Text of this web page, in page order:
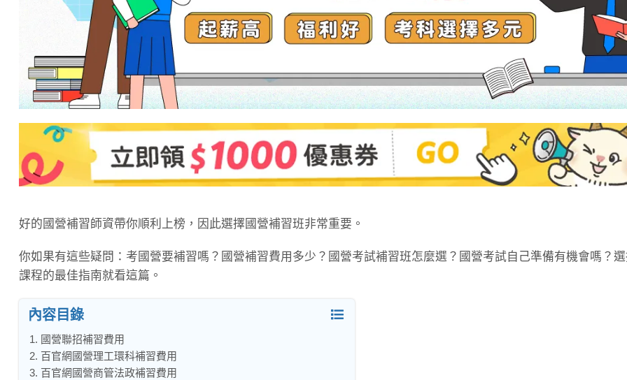
好的國營補習師資帶你順利上榜，因此選擇國營補習班非常重要。
你如果有這些疑問：考國營要補習嗎？國營補習費用多少？國營考試補習班怎麼選？國營考試自己準備有機會嗎？
課程的最佳指南就看這篇。
內容目錄
1. 國營聯招補習費用
2. 百官網國營理工環科補習費用
3. 百官網國營商管法政補習費用